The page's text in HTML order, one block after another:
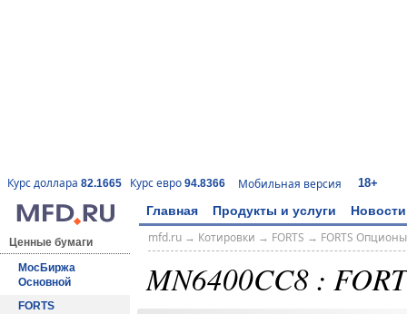
Курс доллара 82.1665 Курс евро 94.8366 Мобильная версия 18+
Главная Продукты и услуги Новости
Ценные бумаги
МосБиржа
Основной
FORTS
mfd.ru→ Котировки → FORTS → FORTS Опционы
MN6400CC8 :